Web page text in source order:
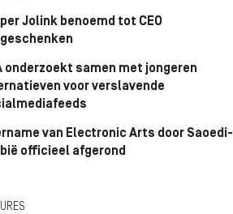
Jolink benoemd tot CEO
onderzoekt samen met jongeren
voor verslavende
van Electronic Arts door Saoedi-
officieel afgerond